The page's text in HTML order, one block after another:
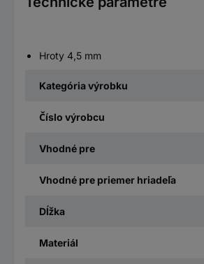
Hroty 4,5 mm
Kategória výrobku
Číslo výrobcu
Vhodné pre
Vhodné pre priemer hriadeľa
Dĺžka
Materiál